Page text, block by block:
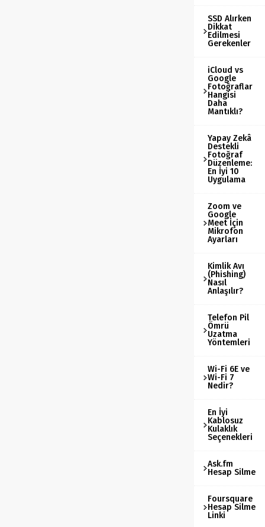
SSD Alırken
Dikkat
Edilmesi
Gerekenler
iCloud vs
Google
Fotoğraflar
Hangisi
Daha
Mantıklı?
Yapay Zekâ
Destekli
Fotoğraf
Düzenleme:
En İyi 10
Uygulama
Zoom ve
Google
Meet İçin
Mikrofon
Ayarları
Kimlik Avı
(Phishing)
Nasıl
Anlaşılır?
Telefon Pil
Ömrü
Uzatma
Yöntemleri
Wi-Fi 6E ve
Wi-Fi 7
Nedir?
En İyi
Kablosuz
Kulaklık
Seçenekleri
Ask.fm
Hesap Silme
Foursquare
Hesap Silme
Linki